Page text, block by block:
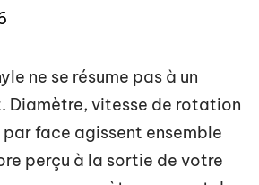
ne se résume pas à un
Diamètre, vitesse de rotation
face agissent ensemble
perçu à la sortie de votre